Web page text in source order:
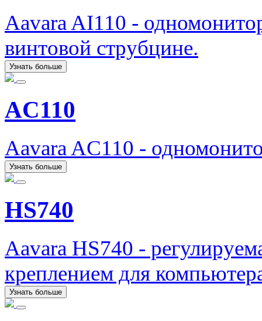
Aavara AI110 -
винтовой струбцине.
Узнать больше
AC110
Aavara AC110 -
Узнать больше
HS740
Aavara HS740 -
креплением для
Узнать больше